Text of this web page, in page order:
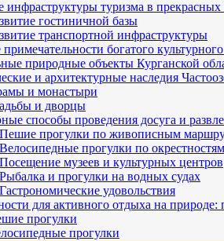
инфраструктуры туризма в
гостиничной базы
транспортной инфраструктуры
богатого
природные объекты Курганской
и архитектурные наследия
и монастыри
и дворцы
способы проведения досуга и
прогулки по живописным
прогулки по окрестностям
музеев и культурных центров
и прогулки на водных судах
удовольствия
для активного отдыха на
прогулки
прогулки